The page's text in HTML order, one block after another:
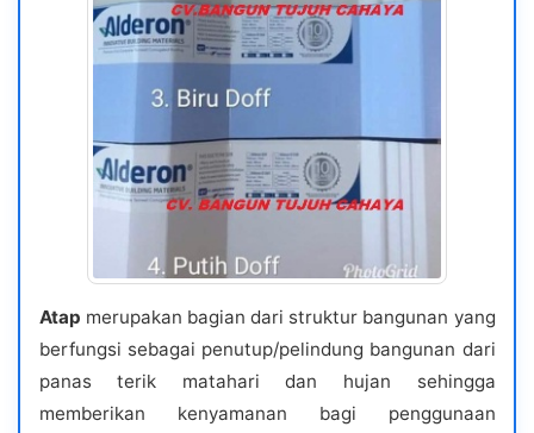
Atap merupakan bagian dari struktur bangunan yang
berfungsi sebagai penutup/pelindung bangunan dari
panas terik matahari dan hujan sehingga
memberikan kenyamanan bagi penggunaan